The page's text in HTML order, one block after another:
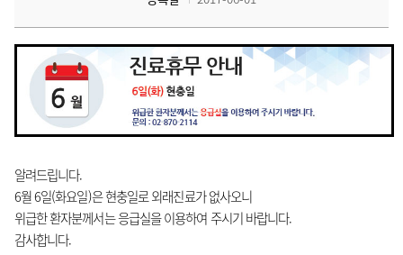
알려드립니다.
6월 6일(화요일)은 현충일로 외래진료가 없사오니
위급한 환자분께서는 응급실을 이용하여 주시기 바랍니다.
감사합니다.